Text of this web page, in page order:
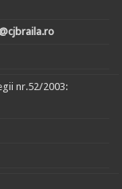
nr.52/2003: